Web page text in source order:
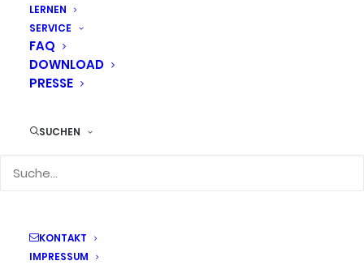
LERNEN
SERVICE
FAQ
DOWNLOAD
PRESSE
SUCHEN
KONTAKT
IMPRESSUM
12. MÄRZ 2026
Am Donnerstag, de
Schüler*innen (jeweils
Jahrgangsstufe
Wettkampf fand in der Turnhalle in Plaue statt. Von
Neben den Disziplinen Seilspringen,
Drehsprunghocke, Aufrichten aus der Rückenlage,